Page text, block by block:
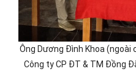
Ông Dương Đình Khoa
Công ty CP ĐT & TM Đồng